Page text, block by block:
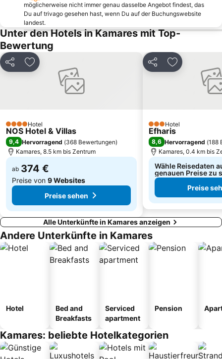
möglicherweise nicht immer genau dasselbe Angebot findest, das
Du auf trivago gesehen hast, wenn Du auf der Buchungswebsite
landest.
Unter den Hotels in Kamares mit Top-
Bewertung
Teilen Zu Favoriten hinzufügen
4 SterneHotel
NOS Hotel & Villas
9,4 Hervorragend (368 Bewertungen)
Kamares, 8.5 km bis Zentrum
ab 374 €
Preise von 9 Websites
Preise sehen
Teilen Zu Favoriten
3 Sterne
Hotel
Efharis
8,6 Hervorragend (188
Kamares, 0.4 km bis
Wähle Reisedaten
genauen Preise zu
Preise
Alle Unterkünfte in Kamares anzeigen
Andere Unterkünfte in Kamares
Hotel
Bed and
Breakfasts
Serviced
apartment
Pension
Kamares: beliebte Hotelkategorien